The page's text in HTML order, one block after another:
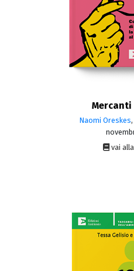
Mercanti
Naomi Oreskes,
vai